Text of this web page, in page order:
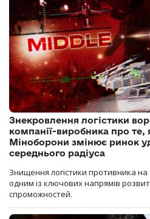
Знекровлення логістики
компанії-виробника про те,
Міноборони змінює ринок
середнього радіуса
Знищення логістики противника на
одним із ключових напрямів
спроможностей.